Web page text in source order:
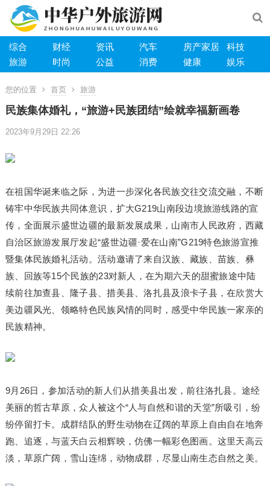
综合 财经 资讯 汽车 房产家居
科技
旅游
时尚 公益 消费 健康 娱乐
您的位置 首页 旅游
民族集体婚礼，“旅游+民族团结”绘就幸福新画卷
2023年9月29日 22:26
在祖国华诞来临之际，为进一步深化各民族交往交流交融，不断
铸牢中华民族共同体意识，扩大G219山南段边境旅游线路的宣
传，全面展示盛世边疆的最新发展成果，山南市人民政府，西藏
自治区旅游发展厅发起“盛世边疆·爱在山南”G219特色旅游宣推
暨集体民族婚礼活动。活动邀请了来自汉族、藏族、苗族、彝
族、回族等15个民族的23对新人，在为期六天的甜蜜旅途中陆
续前往加查县、隆子县、措美县、洛扎县及浪卡子县，在欣赏大
美边疆风光、领略特色民族风情的同时，感受中华民族一家亲的
民族精神。
9月26日，参加活动的新人们从措美县出发，前往洛扎县。途经
美丽的哲古草原，众人被这个“人与自然和谐的天堂”所吸引，纷
纷停留打卡。成群结队的野生动物在辽阔的草原上自由自在地奔
跑、追逐，与蓝天白云相辉映，仿佛一幅彩色图画。这里天高云
淡，草原广阔，雪山连绵，动物成群，尽显山南生态自然之美。